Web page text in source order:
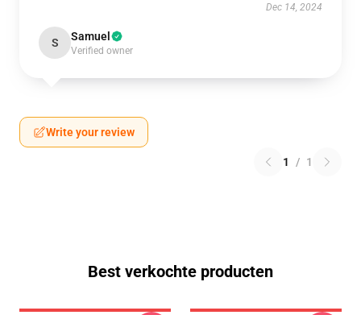
Dec 14, 2024
S Samuel
Verified owner
Write your review
1 / 1
Best verkochte producten